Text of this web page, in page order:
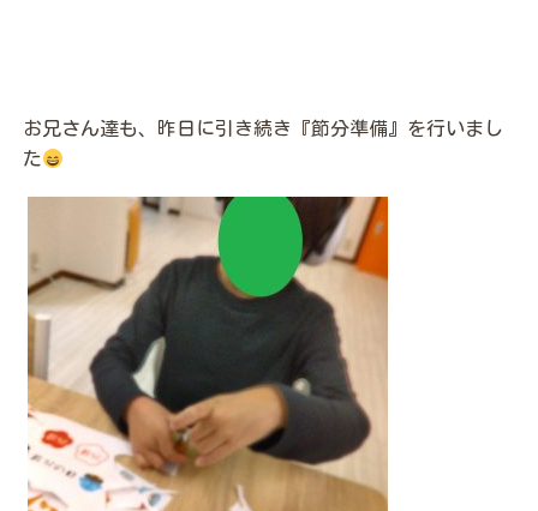
お兄さん達も、昨日に引き続き『節分準備』を行いまし
た